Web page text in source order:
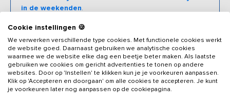
in de weekenden.
Beschrijving
Gelegen nabij de Belgische grens vind je deze nieuwe luxe
vergaderaccommodatie voorzien van 40 slaapkamers en 28
Cookie instellingen 🍪
We verwerken verschillende type cookies. Met functionele cookies werkt
de website goed. Daarnaast gebruiken we analytische cookies
waarmee we de website elke dag een beetje beter maken. Als laatste
gebruiken we cookies om gericht advertenties te tonen op andere
websites. Door op 'Instellen' te klikken kun je je voorkeuren aanpassen.
Klik op 'Accepteren en doorgaan' om alle cookies te accepteren. Je kunt
je voorkeuren later nog aanpassen op de cookiepagina.